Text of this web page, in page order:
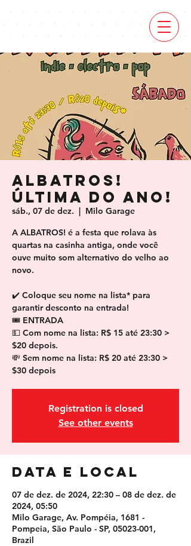
Albatros!
Última do Ano!
sáb., 07 de dez.
  |
Milo Garage
A ALBATROS! é a festa que rolava às
quartas na casinha antiga, onde você
ouve muito som alternativo do velho ao
novo.
✔️ Coloque seu nome na lista* para
garantir desconto na entrada!
🎟 ENTRADA
💵 Com nome na lista: R$ 15 até 23:30 >
$20 depois.
💸 Sem nome na lista: R$ 20 até 23:30 >
$30 depois
Registration is closed
See other events
Data e local
07 de dez. de 2024, 22:30 – 08 de dez. de
2024, 05:50
Milo Garage, Av. Pompéia, 1681 -
Pompeia, São Paulo - SP, 05023-001,
Brazil